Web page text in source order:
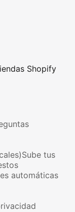
Shopify
Sube tus
automáticas